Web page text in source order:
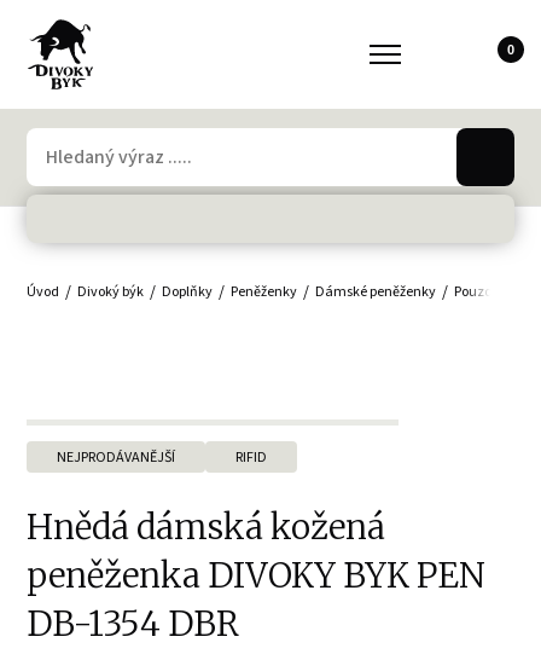
0
Úvod Divoký býk Doplňky Peněženky Dámské peněženky Pouzdra,
NEJPRODÁVANĚJŠÍ RIFID
Hnědá dámská kožená
peněženka DIVOKY BYK PEN
DB-1354 DBR